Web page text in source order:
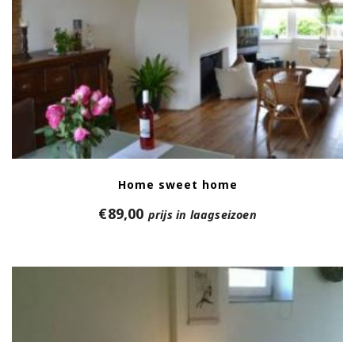
Home sweet home
€89,00 prijs in laagseizoen